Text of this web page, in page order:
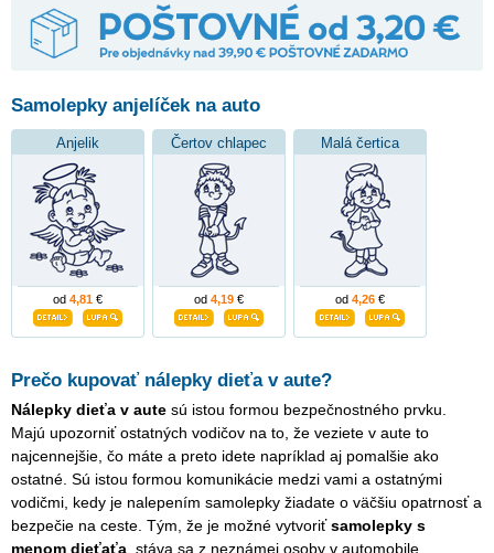
Samolepky anjelíček na auto
Anjelik
od 4,81 €
Čertov chlapec
od 4,19 €
Malá čertica
od 4,26 €
Prečo kupovať nálepky dieťa v aute?
Nálepky dieťa v aute sú istou formou bezpečnostného prvku.
Majú upozorniť ostatných vodičov na to, že veziete v aute to
najcennejšie, čo máte a preto idete napríklad aj pomalšie ako
ostatné. Sú istou formou komunikácie medzi vami a ostatnými
vodičmi, kedy je nalepením samolepky žiadate o väčšiu opatrnosť a
bezpečie na ceste. Tým, že je možné vytvoriťsamolepky s
menom dieťaťa , stáva sa z neznámej osoby v automobile